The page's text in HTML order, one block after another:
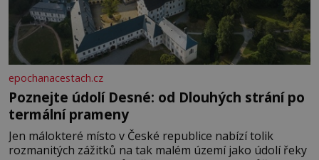
epochanacestach.cz
Poznejte údolí Desné: od Dlouhých strání po
termální prameny
Jen málokteré místo v České republice nabízí tolik
rozmanitých zážitků na tak malém území jako údolí řeky